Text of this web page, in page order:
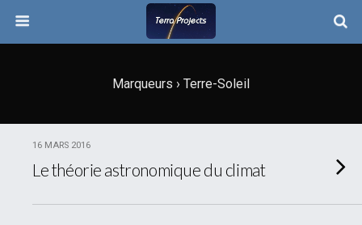
Marqueurs › Terre-Soleil
16 MARS 2016
Le théorie astronomique du climat